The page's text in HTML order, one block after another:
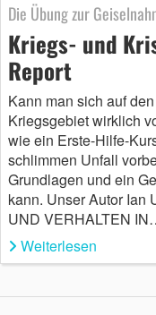
Die Übung zur
Kriegs- und
Report
Kann man sich auf
Kriegsgebiet wirklich
wie ein Erste-Hilfe-
schlimmen Unfall
Grund­lagen und ein
kann. Unser Autor Ian
UND VERHALTEN
Weiterlesen